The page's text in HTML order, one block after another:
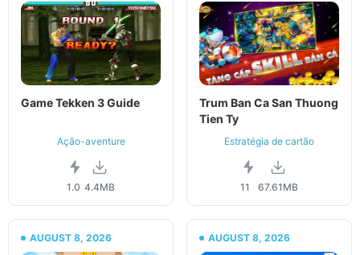
Game Tekken 3 Guide
Ação-aventure
1.0 4.4MB
Trum Ban Ca San Thuong
Tien Ty
Estratégia de cartão
11 67.61MB
AUGUST 8, 2026 AUGUST 8, 2026